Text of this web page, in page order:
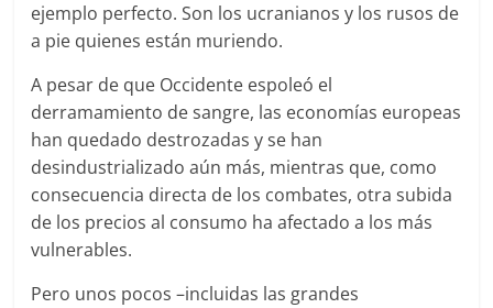
ejemplo perfecto. Son los ucranianos y los rusos de
a pie quienes están muriendo.
A pesar de que Occidente espoleó el
derramamiento de sangre, las economías europeas
han quedado destrozadas y se han
desindustrializado aún más, mientras que, como
consecuencia directa de los combates, otra subida
de los precios al consumo ha afectado a los más
vulnerables.
Pero unos pocos –incluidas las grandes